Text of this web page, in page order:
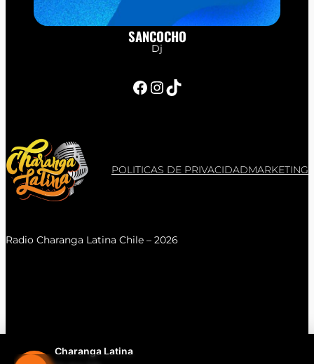
Charanga Latina
SANCOCHO
Dj
Facebook InstagramTikTok
POLITICAS DE PRIVACIDADMARKETING
Radio Charanga Latina Chile – 2026